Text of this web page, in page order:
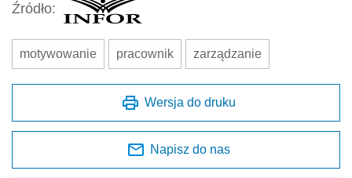
Źródło:
motywowanie pracownik zarządzanie
Wersja do druku
Napisz do nas